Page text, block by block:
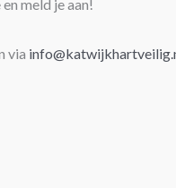
meld je aan!
via